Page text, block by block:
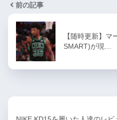
前の記事
【随時更新】
SMART)が現…